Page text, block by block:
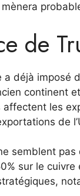
de
a déjà imposé
continent
les
de
semblent pas
sur le cuivre